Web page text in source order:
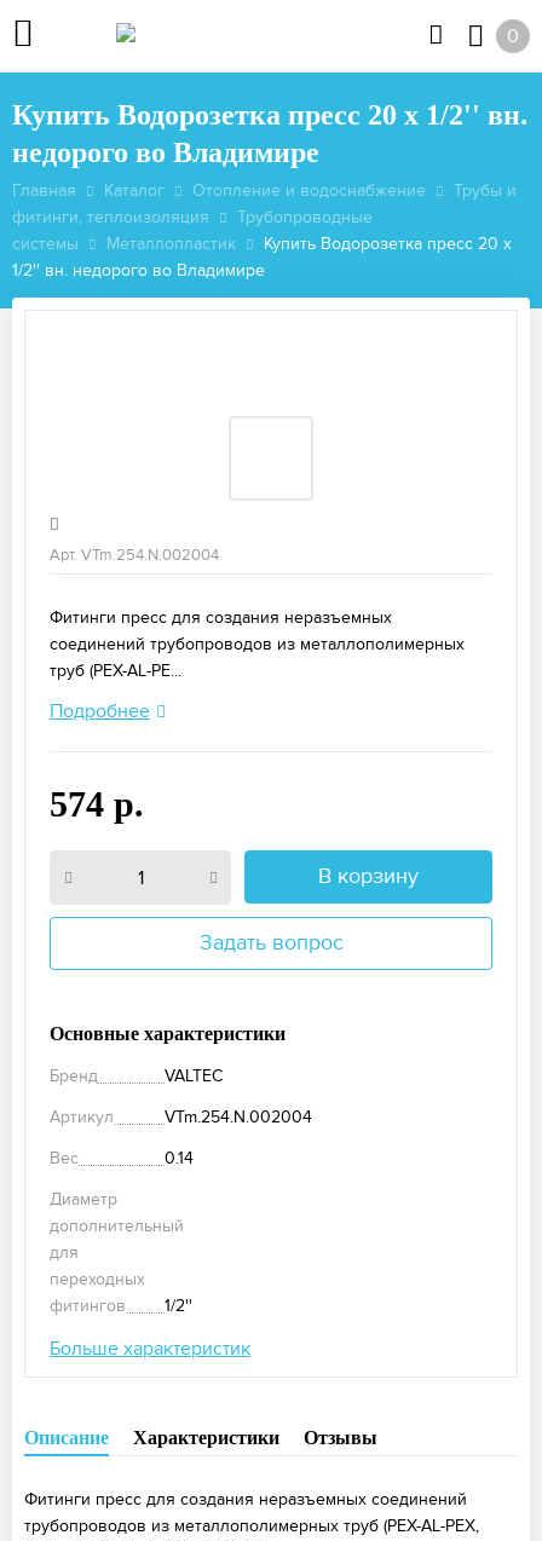
0
Купить Водорозетка пресс 20 х 1/2'' вн.
недорого во Владимире
Главная Каталог Отопление и водоснабжение
Трубы и
фитинги, теплоизоляция
Трубопроводные
системы
Металлопластик
Купить Водорозетка пресс 20 х
1/2'' вн. недорого во Владимире
Арт. VTm.254.N.002004
Фитинги пресс для создания неразъемных
соединений трубопроводов из металлополимерных
труб (PEX-AL-PE...
Подробнее
574 р.
В корзину
Задать вопрос
Основные характеристики
Бренд
VALTEC
Артикул
VTm.254.N.002004
Вес
0.14
Диаметр
дополнительный
для
переходных
фитингов
1/2''
Больше характеристик
Описание Характеристики Отзывы
Фитинги пресс для создания неразъемных соединений
трубопроводов из металлополимерных труб (PEX-AL-PEX,